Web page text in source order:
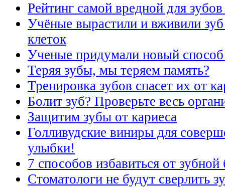
Рейтинг самой вредной для
Учёные вырастили и вживили
клеток
Ученые придумали новый способ
Теряя зубы, мы теряем память?
Тренировка зубов спасет их от
Болит зуб? Проверьте весь
Защитим зубы от кариеса
Голливудские виниры для
улыбки!
7 способов избавиться от зубной
Стоматологи не будут сверлить